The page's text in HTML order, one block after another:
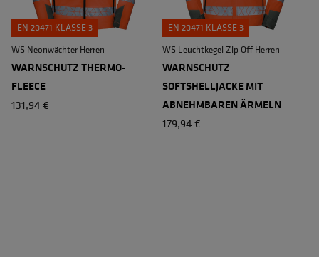
EN 20471 KLASSE 3
WS Neonwächter Herren
WARNSCHUTZ THERMO-
FLEECE
131,94 €
EN 20471 KLASSE 3
WS Leuchtkegel Zip Off Herren
WARNSCHUTZ
SOFTSHELLJACKE MIT
ABNEHMBAREN ÄRMELN
179,94 €